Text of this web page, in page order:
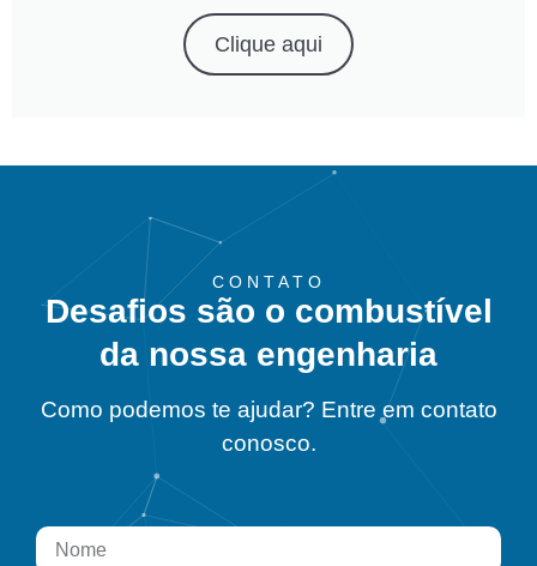
Clique aqui
CONTATO
Desafios são o combustível
da nossa engenharia
Como podemos te ajudar? Entre em contato
conosco.